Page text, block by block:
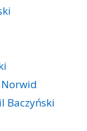
Baczyński